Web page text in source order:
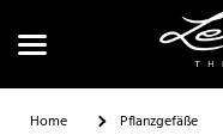
Home Pflanzgefäße